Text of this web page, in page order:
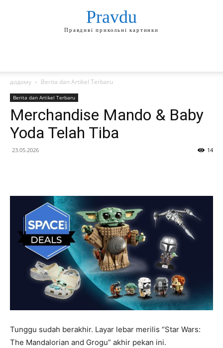
Pravdu
Правдиві прикольні картинки
додому Berita dan Artikel Terbaru
Berita dan Artikel Terbaru
Merchandise Mando & Baby
Yoda Telah Tiba
23.05.2026 14
Tunggu sudah berakhir. Layar lebar merilis “Star Wars:
The Mandalorian and Grogu” akhir pekan ini.